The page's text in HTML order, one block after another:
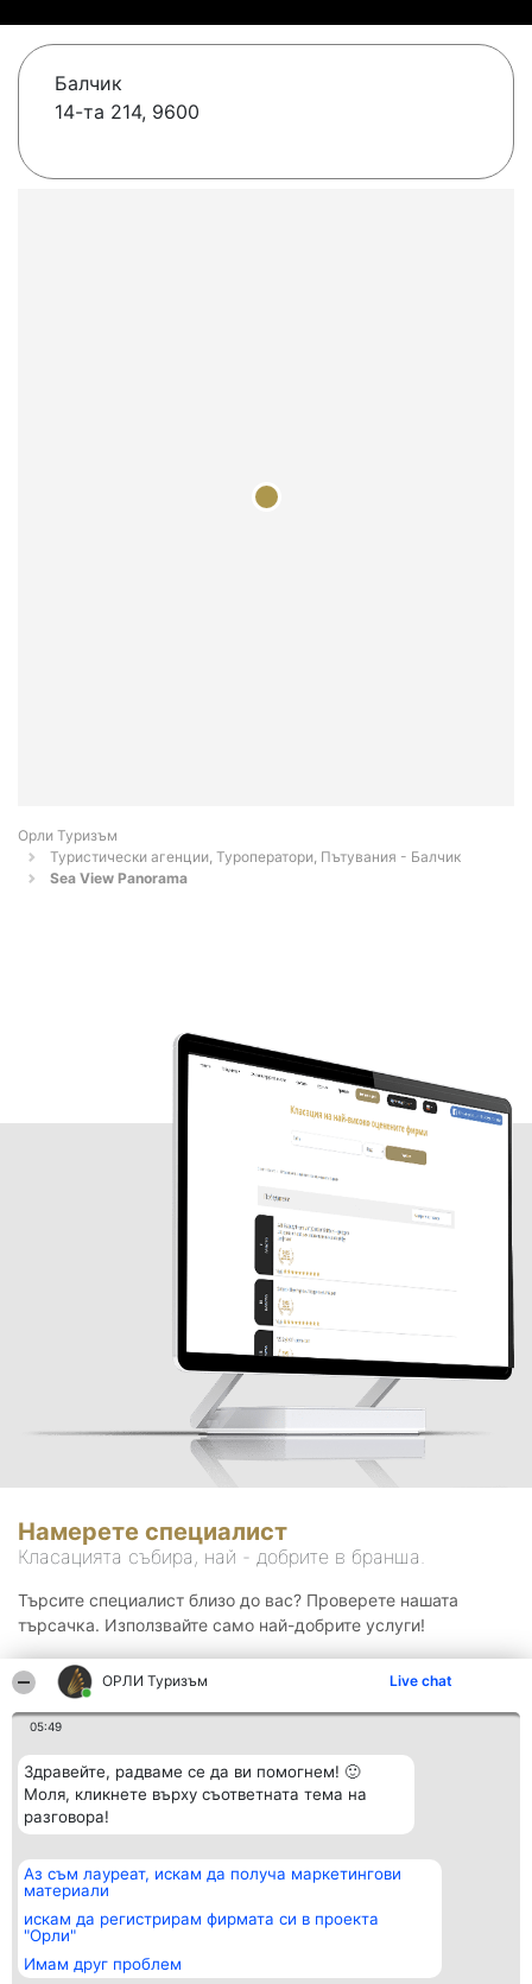
ОРЛИ Туризъм Live chat
05:49
Здравейте, радваме се да ви помогнем! 🙂
Моля, кликнете върху съответната тема на
разговора!
Аз съм лауреат, искам да получа маркетингови
материали
искам да регистрирам фирмата си в проекта
"Орли"
Имам друг проблем
Балчик
14-та 214, 9600
Орли Туризъм
Туристически агенции, Туроператори, Пътувания - Балчик
Sea View Panorama
Намерете специалист
Класацията събира, най - добрите в бранша.
Търсите специалист близо до вас? Проверете нашата
търсачка. Използвайте само най-добрите услуги!
Организатор на
класиране
BulevardulAleea Timișul De
Sus Nr. 2, Bl. A30, Sc. A, Et.
4, Ap. 13
București 53-238
Класация
всички
Статут/Устав
Контакти